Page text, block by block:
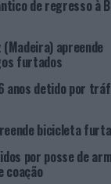
CASCAIS
um dos mais
de regresso à
(Madeira) apreende
furtados
anos detido por
bicicleta
por posse de
coação